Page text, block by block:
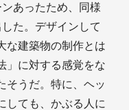
あったため、同様
た。デザインして
な建築物の制作とは
」に対する感覚をな
そうだ。特に、ヘッ
しても、かぶる人に